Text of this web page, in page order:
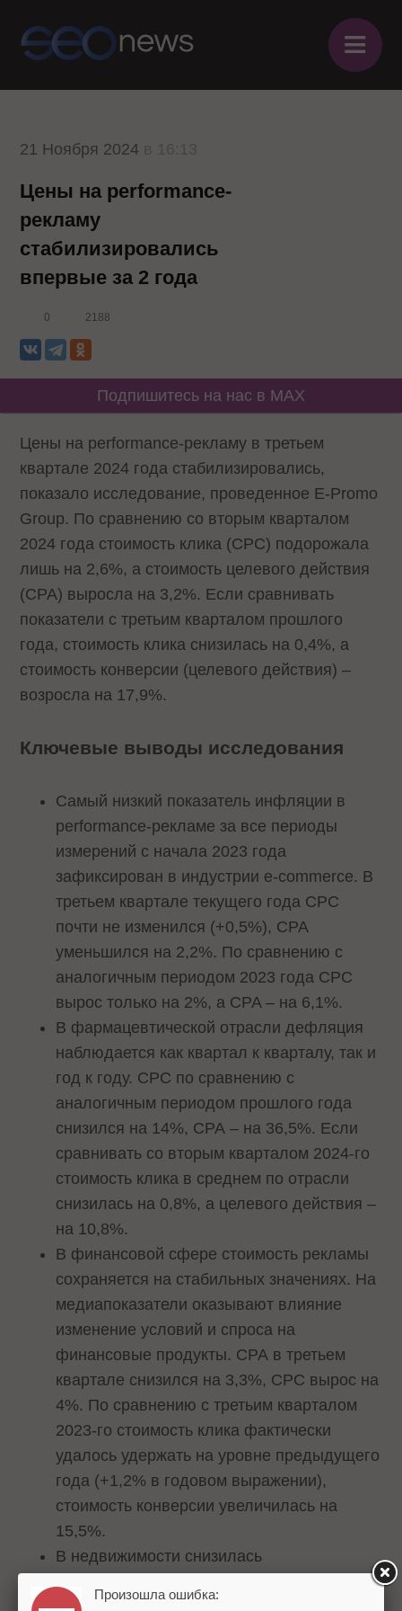
≡
21 Ноября 2024
Цены на performance-
рекламу
стабилизировались
впервые за 2 года
0 2188
Подпишитесь на нас в MAX
Цены на performance-рекламу в третьем
квартале 2024 года стабилизировались,
показало исследование, проведенное E-Promo
Group. По сравнению со вторым кварталом
2024 года стоимость клика (CPC) подорожала
лишь на 2,6%, а стоимость целевого действия
(CPA) выросла на 3,2%. Если сравнивать
показатели с третьим кварталом прошлого
года, стоимость клика снизилась на 0,4%, а
стоимость конверсии (целевого действия) –
возросла на 17,9%.
Ключевые выводы исследования
Самый низкий показатель инфляции в
performance-рекламе за все периоды
измерений с начала 2023 года
зафиксирован в индустрии e-commerce. В
третьем квартале текущего года CPC
почти не изменился (+0,5%), CPA
уменьшился на 2,2%. По сравнению с
аналогичным периодом 2023 года CPC
вырос только на 2%, а CPA – на 6,1%.
В фармацевтической отрасли дефляция
наблюдается как квартал к кварталу, так и
год к году. СРС по сравнению с
аналогичным периодом прошлого года
снизился на 14%, СРА – на 36,5%. Если
сравнивать со вторым кварталом 2024-го
стоимость клика в среднем по отрасли
снизилась на 0,8%, а целевого действия –
на 10,8%.
В финансовой сфере стоимость рекламы
сохраняется на стабильных значениях. На
медиапоказатели оказывают влияние
изменение условий и спроса на
финансовые продукты. СРА в третьем
квартале снизился на 3,3%, СРС вырос на
4%. По сравнению с третьим кварталом
2023-го стоимость клика фактически
удалось удержать на уровне предыдущего
года (+1,2% в годовом выражении),
стоимость конверсии увеличилась на
15,5%.
В недвижимости снизилась
девелоперов, повысив показатель СРА на
Произошла ошибка: